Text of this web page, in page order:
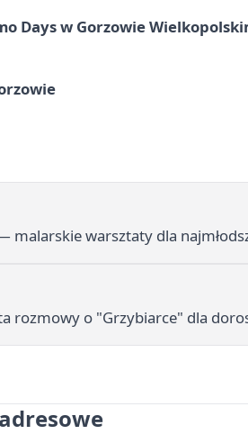
Days w Gorzowie
malarskie warsztaty dla
rozmowy o "Grzybiarce" dla